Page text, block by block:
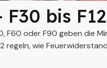
bis
F60 oder F90 geben die
regeln, wie